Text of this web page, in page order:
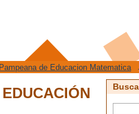
de Educacion Matematica